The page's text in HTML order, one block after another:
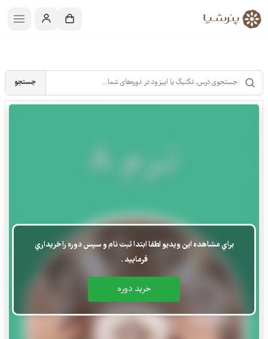
جستجو
براي مشاهده اين ويديو لطفا ابتدا ثبت نام و سپس دوره را خريداري
فرماييد .
خريد دوره